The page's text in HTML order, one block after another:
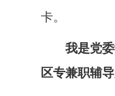
卡。
我是党
区专兼职辅导